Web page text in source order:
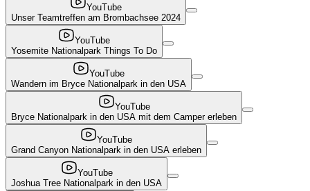
YouTube
Unser Teamtreffen am Brombachsee 2024
YouTube
Yosemite Nationalpark Things To Do
YouTube
Wandern im Bryce Nationalpark in den USA
YouTube
Bryce Nationalpark in den USA mit dem Camper erleben
YouTube
Grand Canyon Nationalpark in den USA erleben
YouTube
Joshua Tree Nationalpark in den USA